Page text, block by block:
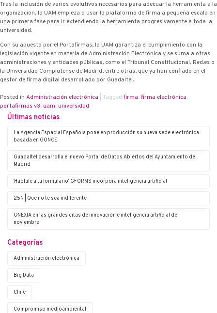
Tras la inclusión de varios evolutivos necesarios para adecuar la herramienta a la
organización, la UAM empieza a usar la plataforma de firma a pequeña escala en
una primera fase para ir extendiendo la herramienta progresivamente a toda la
universidad.
Con su apuesta por el Portafirmas, la UAM garantiza el cumplimiento con la
legislación vigente en materia de Administración Electrónica y se suma a otras
administraciones y entidades públicas, como el Tribunal Constitucional, Red.es o
la Universidad Complutense de Madrid, entre otras, que ya han confiado en el
gestor de firma digital desarrollado por Guadaltel.
Posted in Administración electrónica Tagged firma,firma electrónica,
portafirmas v3,uam,universidad
Últimas noticias
La Agencia Espacial Española pone en producción su nueva sede electrónica
basada en G·ONCE
Guadaltel desarrolla el nuevo Portal de Datos Abiertos del Ayuntamiento de
Madrid
‘Háblale a tu formulario’: G·FORMS incorpora inteligencia artificial
25N | Que no te sea indiferente
G·NEXIA en las grandes citas de innovación e inteligencia artificial de
noviembre
Categorías
Administración electrónica
Big Data
Chile
Compromiso medioambiental